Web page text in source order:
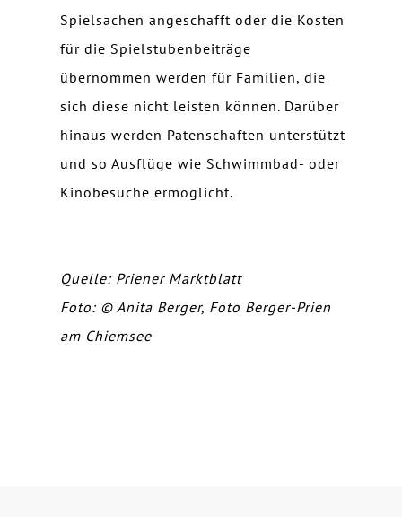
Spielsachen angeschafft oder die Kosten
für die Spielstubenbeiträge
übernommen werden für Familien, die
sich diese nicht leisten können. Darüber
hinaus werden Patenschaften unterstützt
und so Ausflüge wie Schwimmbad- oder
Kinobesuche ermöglicht.
Quelle: Priener Marktblatt
Foto: © Anita Berger, Foto Berger-Prien
am Chiemsee